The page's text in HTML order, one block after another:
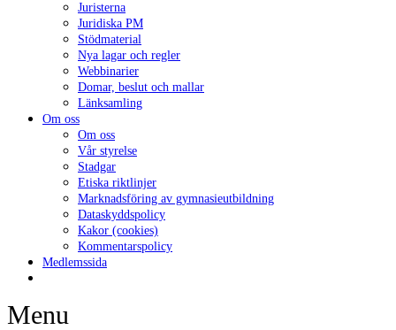
Juristerna
Juridiska PM
Stödmaterial
Nya lagar och regler
Webbinarier
Domar, beslut och mallar
Länksamling
Om oss
Om oss
Vår styrelse
Stadgar
Etiska riktlinjer
Marknadsföring av gymnasieutbildning
Dataskyddspolicy
Kakor (cookies)
Kommentarspolicy
Medlemssida
Menu